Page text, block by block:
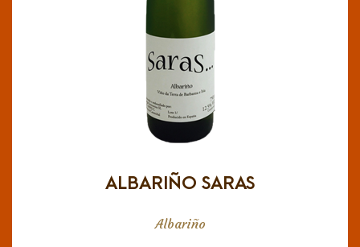
ALBARIÑO SARAS
Albariño
crujiente, es equilibrado y con una acidez
vibrante en el final.